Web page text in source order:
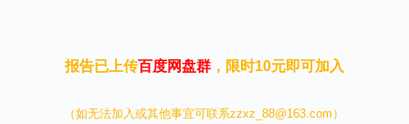
报告已上传百度网盘群，限时10元即可加入
（如无法加入或其他事宜可联系zzxz_88@163.com）